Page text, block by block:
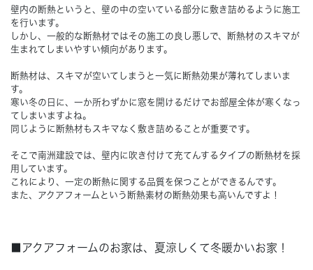
Concept コンセプト
Techno EX テクノストラクチャーEX
壁内の断熱というと、壁の中の空いている部分に敷き詰めるように施工
を行います。
しかし、一般的な断熱材ではその施工の良し悪しで、断熱材のスキマが
生まれてしまいやすい傾向があります。
断熱材は、スキマが空いてしまうと一気に断熱効果が薄れてしまいま
す。
寒い冬の日に、一か所わずかに窓を開けるだけでお部屋全体が寒くなっ
てしまいますよね。
同じように断熱材もスキマなく敷き詰めることが重要です。
そこで南洲建設では、壁内に吹き付けて充てんするタイプの断熱材を採
用しています。
これにより、一定の断熱に関する品質を保つことができるんです。
また、アクアフォームという断熱素材の断熱効果も高いんですよ！
■アクアフォームのお家は、夏涼しくて冬暖かいお家！